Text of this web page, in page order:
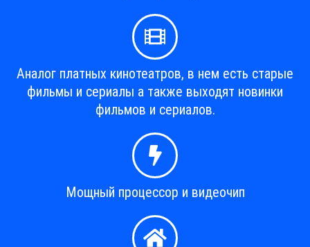
Аналог платных кинотеатров, в нем есть старые
фильмы и сериалы а также выходят новинки
фильмов и сериалов.
Мощный процессор и видеочип